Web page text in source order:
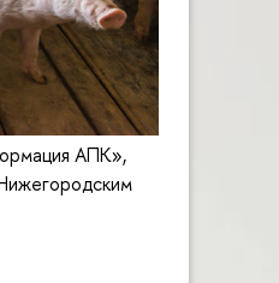
АПК»,